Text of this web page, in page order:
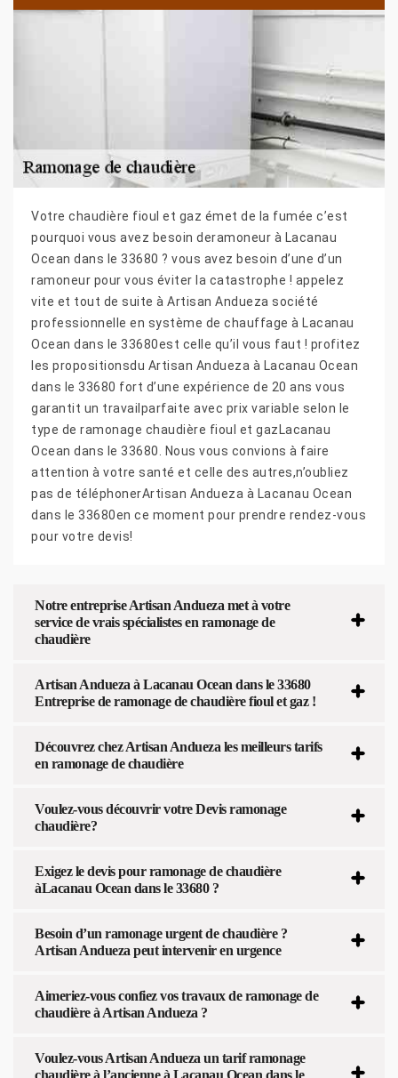
Votre chaudière fioul et gaz émet de la fumée c’est
pourquoi vous avez besoin deramoneur à Lacanau
Ocean dans le 33680 ? vous avez besoin d’une d’un
ramoneur pour vous éviter la catastrophe ! appelez
vite et tout de suite à Artisan Andueza société
professionnelle en système de chauffage à Lacanau
Ocean dans le 33680est celle qu’il vous faut ! profitez
les propositionsdu Artisan Andueza à Lacanau Ocean
dans le 33680 fort d’une expérience de 20 ans vous
garantit un travailparfaite avec prix variable selon le
type de ramonage chaudière fioul et gazLacanau
Ocean dans le 33680. Nous vous convions à faire
attention à votre santé et celle des autres,n’oubliez
pas de téléphonerArtisan Andueza à Lacanau Ocean
dans le 33680en ce moment pour prendre rendez-vous
pour votre devis!
Notre entreprise Artisan Andueza met à votre
service de vrais spécialistes en ramonage de
chaudière
Artisan Andueza à Lacanau Ocean dans le 33680
Entreprise de ramonage de chaudière fioul et gaz !
Découvrez chez Artisan Andueza les meilleurs tarifs
en ramonage de chaudière
Voulez-vous découvrir votre Devis ramonage
chaudière?
Exigez le devis pour ramonage de chaudière
àLacanau Ocean dans le 33680 ?
Besoin d’un ramonage urgent de chaudière ?
Artisan Andueza peut intervenir en urgence
Aimeriez-vous confiez vos travaux de ramonage de
chaudière à Artisan Andueza ?
Voulez-vous Artisan Andueza un tarif ramonage
chaudière à l’ancienne à Lacanau Ocean dans le